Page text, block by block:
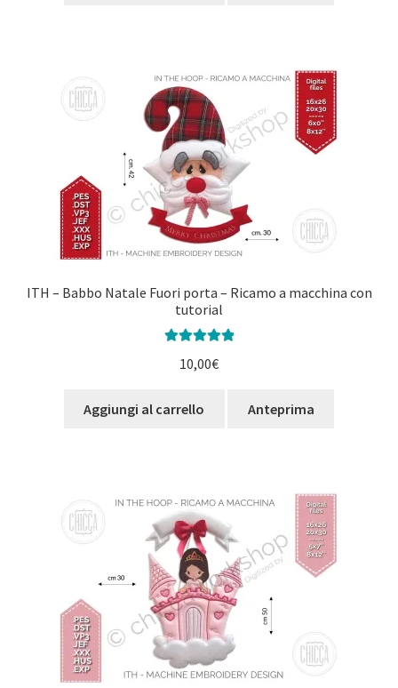
ITH – Babbo Natale Fuori porta – Ricamo a macchina con
tutorial
su 5
10,00€
Aggiungi al carrello Anteprima